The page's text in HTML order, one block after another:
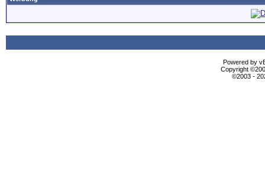
Powered by
Copyright
©2003 -